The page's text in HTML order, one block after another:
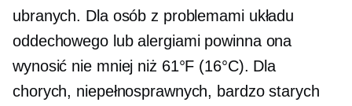
ubranych. Dla osób z problemami układu
oddechowego lub alergiami powinna ona
wynosić nie mniej niż 61°F (16°C). Dla
chorych, niepełnosprawnych, bardzo starych